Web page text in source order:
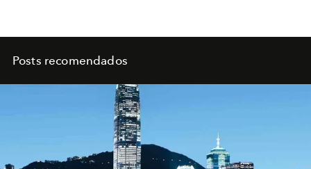
Posts recomendados